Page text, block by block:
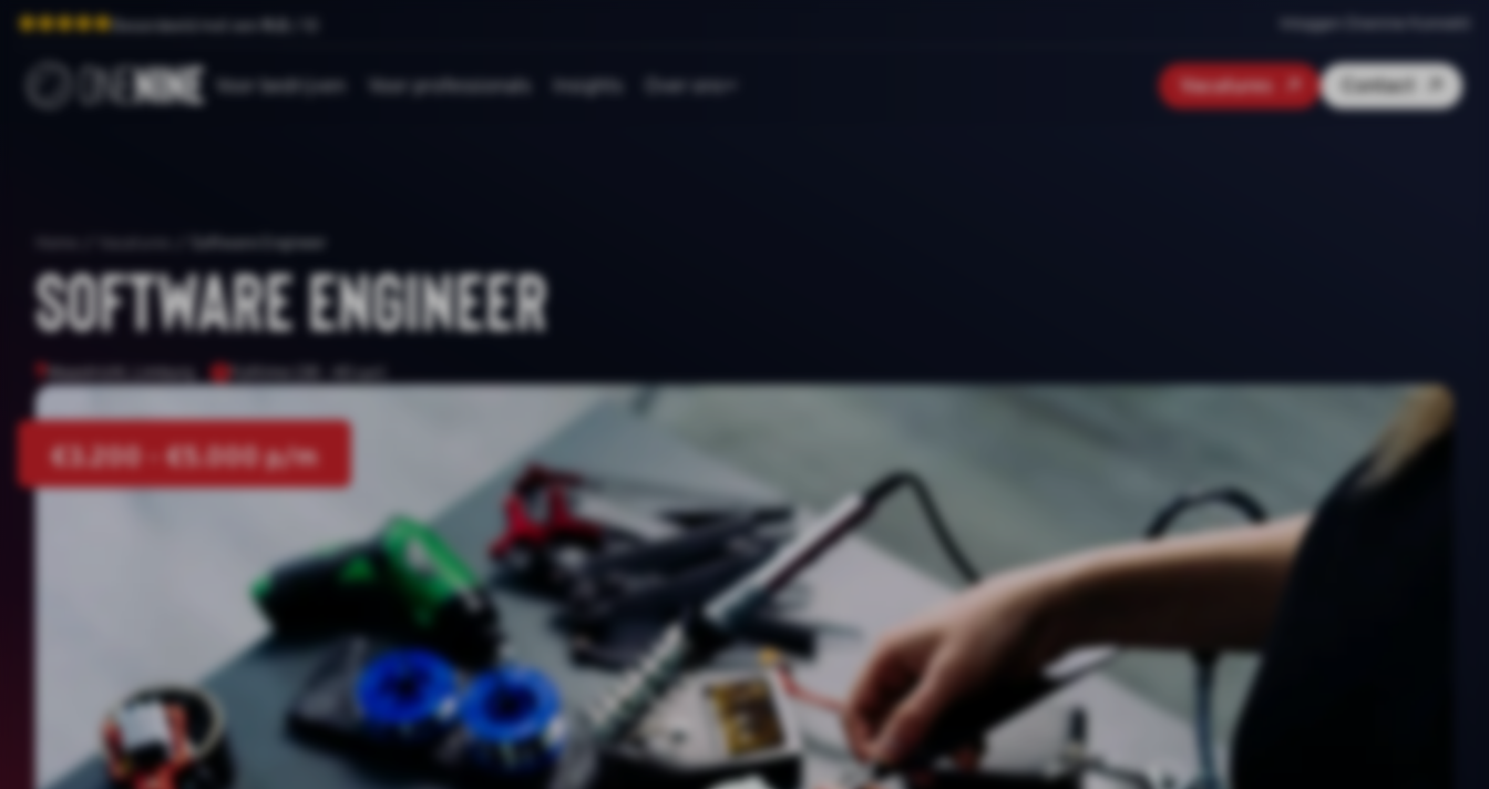
Beoordeeld met een 9.0 Inloggen Onenine Konnekt
Voor bedrijven Voor professionals Insights Over ons Vacatures Contact
Software Engineer
Software Engineer
Maastricht, Limburg Fulltime (38 - 40 uur)
€3.200 - €5.000 p/m